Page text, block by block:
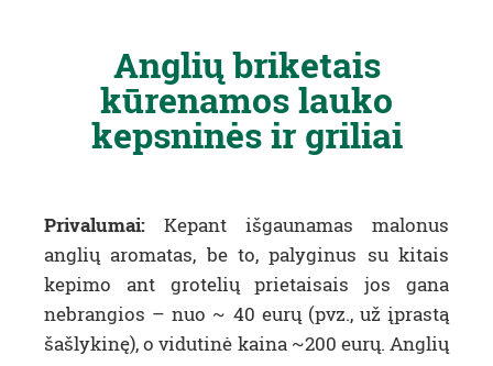
Anglių briketais
kūrenamos lauko
kepsninės ir griliai
Privalumai: Kepant išgaunamas malonus
anglių aromatas, be to, palyginus su kitais
kepimo ant grotelių prietaisais jos gana
nebrangios – nuo ~ 40 eurų (pvz., už įprastą
šašlykinę), o vidutinė kaina ~200 eurų. Anglių